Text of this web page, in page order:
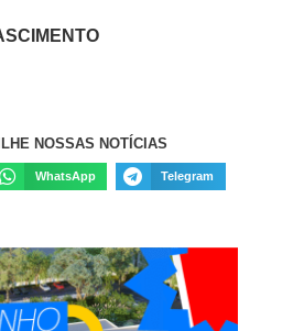
NOSSAS NOTÍCIAS
WhatsApp Telegram